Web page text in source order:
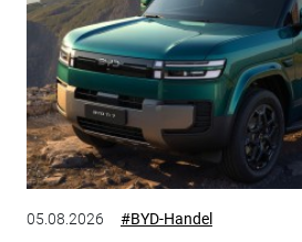
05.08.2026 #BYD-Handel